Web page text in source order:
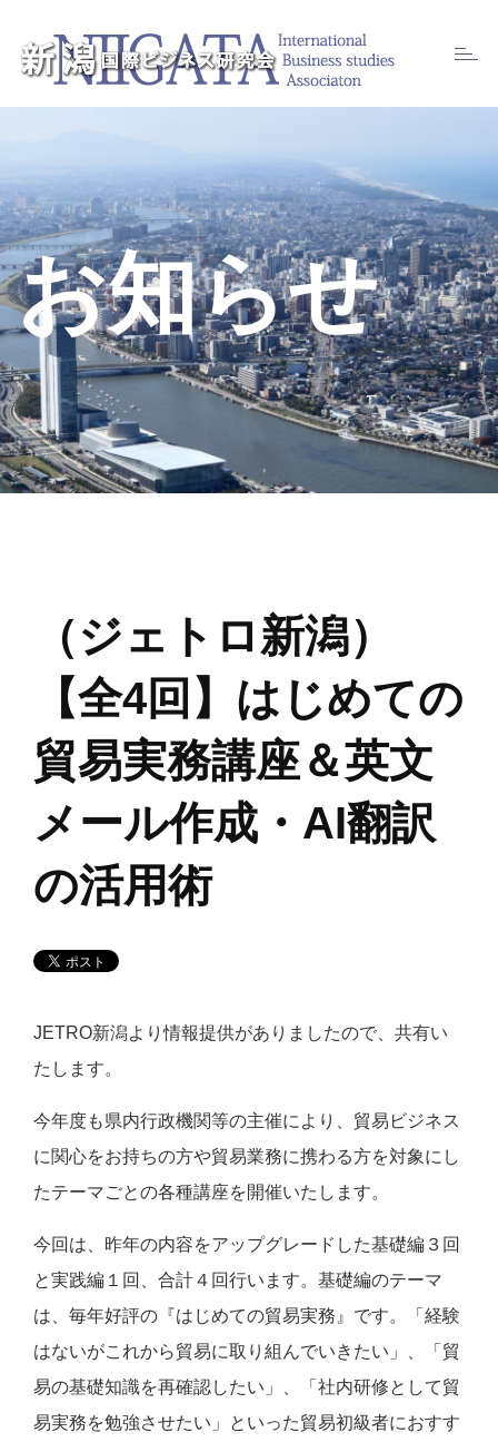
お知らせ
（ジェトロ新潟）
【全4回】はじめての
貿易実務講座＆英文
メール作成・AI翻訳
の活用術
JETRO新潟より情報提供がありましたので、共有い
たします。
今年度も県内行政機関等の主催により、貿易ビジネス
に関心をお持ちの方や貿易業務に携わる方を対象にし
たテーマごとの各種講座を開催いたします。
今回は、昨年の内容をアップグレードした基礎編３回
と実践編１回、合計４回行います。基礎編のテーマ
は、毎年好評の『はじめての貿易実務』です。「経験
はないがこれから貿易に取り組んでいきたい」、「貿
易の基礎知識を再確認したい」、「社内研修として貿
易実務を勉強させたい」といった貿易初級者におすす